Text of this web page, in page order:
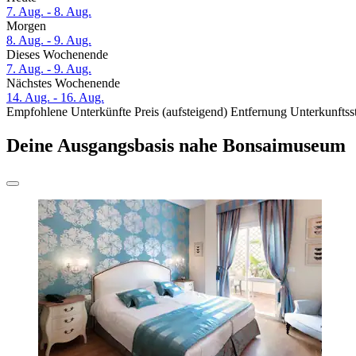
7. Aug. - 8. Aug.
Morgen
8. Aug. - 9. Aug.
Dieses Wochenende
7. Aug. - 9. Aug.
Nächstes Wochenende
14. Aug. - 16. Aug.
Empfohlene Unterkünfte Preis (aufsteigend) Entfernung
Deine Ausgangsbasis nahe Bonsaimuseum